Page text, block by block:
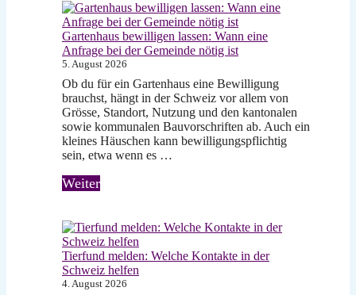
Gartenhaus bewilligen lassen: Wann eine
Anfrage bei der Gemeinde nötig ist
5. August 2026
Ob du für ein Gartenhaus eine Bewilligung
brauchst, hängt in der Schweiz vor allem von
Grösse, Standort, Nutzung und den kantonalen
sowie kommunalen Bauvorschriften ab. Auch ein
kleines Häuschen kann bewilligungspflichtig
sein, etwa wenn es …
Weiter
Tierfund melden: Welche Kontakte in der
Schweiz helfen
4. August 2026